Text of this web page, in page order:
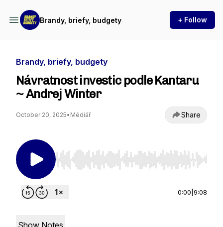
Brandy, briefy, budgety + Follow
Brandy, briefy, budgety
Návratnost investic podle Kantaru
~ Andrej Winter
October 20, 2025• Médiář Share
Use Left/Right to seek, Home/End to jump to
0:00 9:08
Show Notes